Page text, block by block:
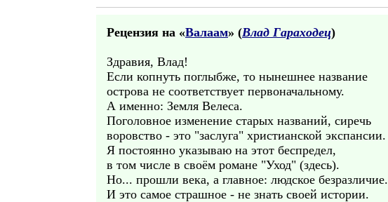
Рецензия на «Валаам» (Влад Гараходец)
Здравия, Влад!
Если копнуть поглыбже, то нынешнее название
острова не соответствует первоначальному.
А именно: Земля Велеса.
Поголовное изменение старых названий, сиречь
воровство - это "заслуга" христианской экспансии.
Я постоянно указываю на этот беспредел,
в том числе в своём романе "Уход" (здесь).
Но... прошли века, а главное: людское безразличие.
И это самое страшное - не знать своей истории.